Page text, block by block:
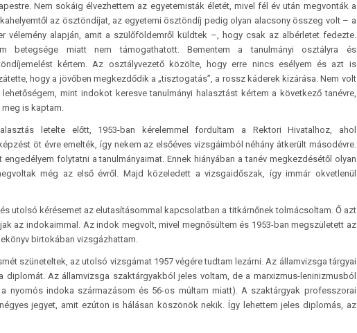
Nem sokáig élvezhettem az egyetemisták életét, mivel fél év után megvonták a
az ösztöndíjat, az egyetemi ösztöndíj pedig olyan alacsony összeg volt – a
vélemény alapján, amit a szülőföldemről küldtek –, hogy csak az albérletet fedezte.
betegsége miatt nem támogathatott. Bementem a tanulmányi osztályra és
kértem. Az osztályvezető közölte, hogy erre nincs esélyem és azt is
hogy a jövőben megkezdődik a „tisztogatás”, a rossz káderek kizárása. Nem volt
lehetőségem, mint indokot keresve tanulmányi halasztást kértem a következő tanévre,
meg is kaptam.
letelte előtt, 1953-ban kérelemmel fordultam a Rektori Hivatalhoz, ahol
öt évre emelték, így nekem az elsőéves vizsgáimból néhány átkerült másodévre.
folytatni a tanulmányaimat. Ennek hiányában a tanév megkezdésétől olyan
még az első évről. Majd közeledett a vizsgaidőszak, így immár okvetlenül
utolsó kérésemet az elutasításommal kapcsolatban a titkárnőnek tolmácsoltam. Ő azt
az indokaimmal. Az indok megvolt, mivel megnősültem és 1953-ban megszületett az
birtokában vizsgázhattam.
szüneteltek, az utolsó vizsgámat 1957 végére tudtam lezárni. Az államvizsga tárgyai
diplomát. Az államvizsga szaktárgyakból jeles voltam, de a marxizmus-­leninizmusból
nyomós indoka származásom és 56-os múltam miatt). A szaktárgyak professzorai
jegyet, amit ezúton is hálásan köszönök nekik. Így lehettem jeles diplomás, az